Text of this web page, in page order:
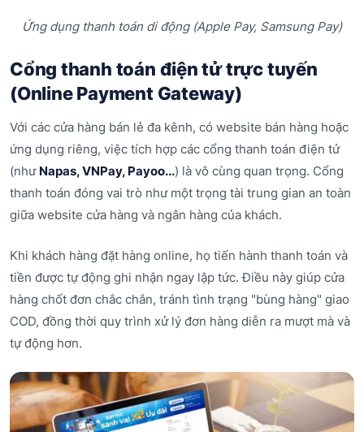
Ứng dụng thanh toán di động (Apple Pay, Samsung Pay)
Cổng thanh toán điện tử trực tuyến
(Online Payment Gateway)
Với các cửa hàng bán lẻ đa kênh, có website bán hàng hoặc
ứng dụng riêng, việc tích hợp các cổng thanh toán điện tử
(như Napas, VNPay, Payoo...) là vô cùng quan trọng. Cổng
thanh toán đóng vai trò như một trọng tài trung gian an toàn
giữa website cửa hàng và ngân hàng của khách.
Khi khách hàng đặt hàng online, họ tiến hành thanh toán và
tiền được tự động ghi nhận ngay lập tức. Điều này giúp cửa
hàng chốt đơn chắc chắn, tránh tình trạng "bùng hàng" giao
COD, đồng thời quy trình xử lý đơn hàng diễn ra mượt mà và
tự động hơn.